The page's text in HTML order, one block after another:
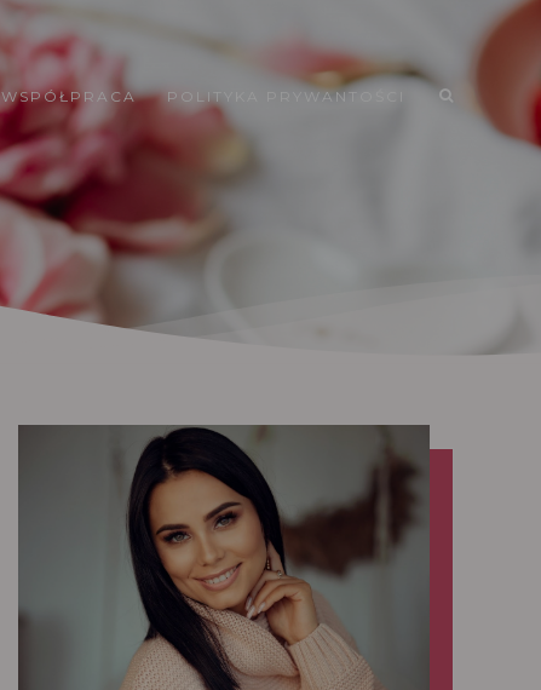
WSPÓŁPRACA POLITYKA PRYWANTOŚCI